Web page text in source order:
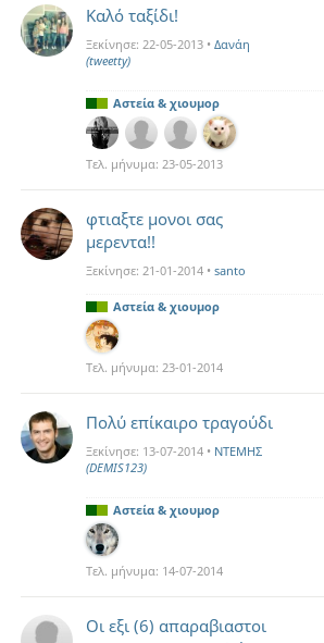
Καλό ταξίδι!
Ξεκίνησε: 22-05-2013 • Δανάη
(tweetty)
Αστεία & χιουμορ
Τελ. μήνυμα: 23-05-2013
φτιαξτε μονοι σας
μερεντα!!
Ξεκίνησε: 21-01-2014 • santo
Αστεία & χιουμορ
Τελ. μήνυμα: 23-01-2014
Πολύ επίκαιρο τραγούδι
Ξεκίνησε: 13-07-2014 • ΝΤΕΜΗΣ
(DEMIS123)
Αστεία & χιουμορ
Τελ. μήνυμα: 14-07-2014
Οι εξι (6) απαραβιαστοι